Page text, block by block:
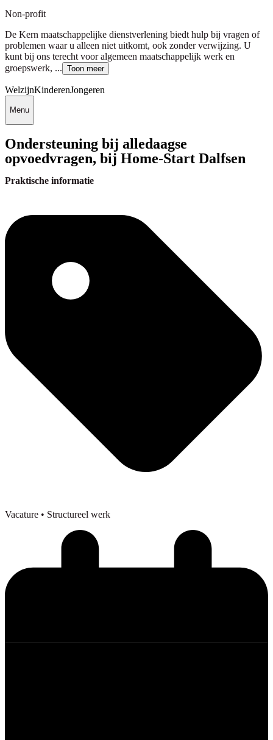
Non-profit
De Kern maatschappelijke dienstverlening biedt hulp bij vragen of
problemen waar u alleen niet uitkomt, ook zonder verwijzing. U
kunt bij ons terecht voor algemeen maatschappelijk werk en
groepswerk, ... Toon meer
WelzijnKinderenJongeren
Menu
Ondersteuning bij alledaagse
opvoedvragen, bij Home-Start Dalfsen
Praktische informatie
Vacature • Structureel werk